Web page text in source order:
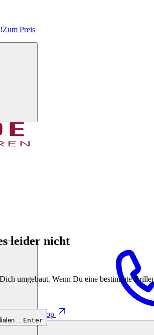
Zum Preis
Shop
leider nicht
umgebaut. Wenn Du eine bestimmte
…Enter